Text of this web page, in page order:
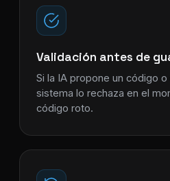
Validación antes de
Si la IA propone un código
sistema lo rechaza en el
código roto.